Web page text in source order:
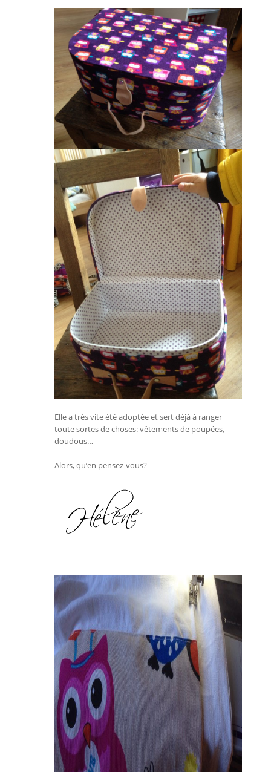
Elle a très vite été adoptée et sert déjà à ranger
toute sortes de choses: vêtements de poupées,
doudous…
Alors, qu’en pensez-vous?